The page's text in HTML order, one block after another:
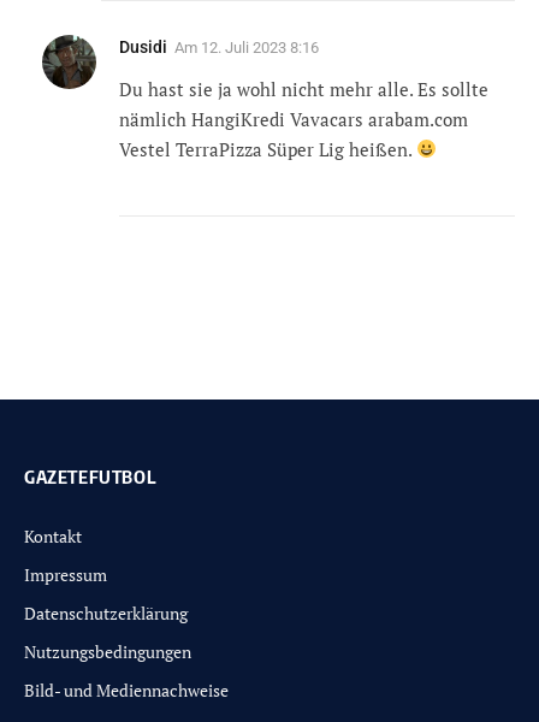
Dusidi Am 12. Juli 2023 8:16
Du hast sie ja wohl nicht mehr alle. Es sollte
nämlich HangiKredi Vavacars arabam.com
Vestel TerraPizza Süper Lig heißen.
GAZETEFUTBOL
Kontakt
Impressum
Datenschutzerklärung
Nutzungsbedingungen
Bild- und Mediennachweise